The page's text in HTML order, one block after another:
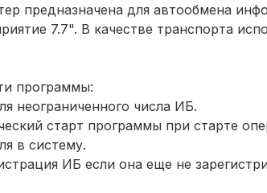
предназначена для автообмена
7.7". В качестве транспорта
программы:
неограниченного числа ИБ.
старт программы при старте
в систему.
ИБ если она еще не